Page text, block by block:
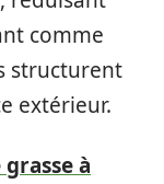
comme
structurent
extérieur.
à